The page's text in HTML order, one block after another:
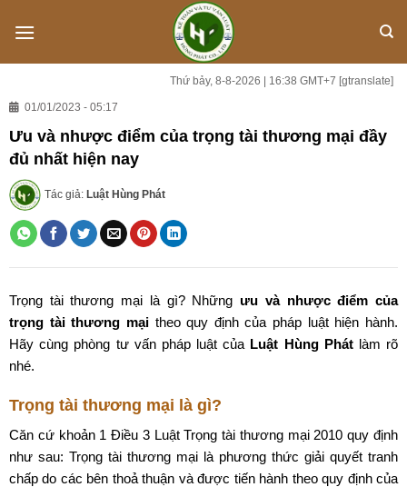
Thứ bảy, 8-8-2026 | 16:38 GMT+7 [gtranslate]
01/01/2023 - 05:17
Ưu và nhược điểm của trọng tài thương mại đầy
đủ nhất hiện nay
Tác giả: Luật Hùng Phát
Trọng tài thương mại là gì? Những ưu và nhược điểm của
trọng tài thương mạitheo quy định của pháp luật hiện hành.
Hãy cùng phòng tư vấn pháp luật của Luật Hùng Phátlàm rõ
nhé.
Trọng tài thương mại là gì?
Căn cứ khoản 1 Điều 3 Luật Trọng tài thương mại 2010 quy định
như sau: Trọng tài thương mại là phương thức giải quyết tranh
chấp do các bên thoả thuận và được tiến hành theo quy định của